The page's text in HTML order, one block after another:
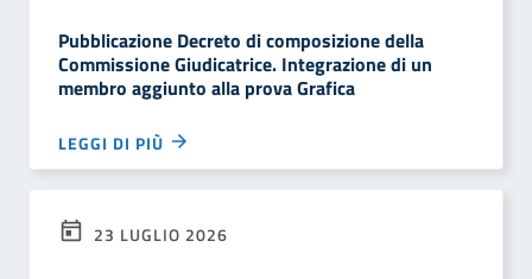
Pubblicazione Decreto di composizione della
Commissione Giudicatrice. Integrazione di un
membro aggiunto alla prova Grafica
LEGGI DI PIÙ
23 LUGLIO 2026